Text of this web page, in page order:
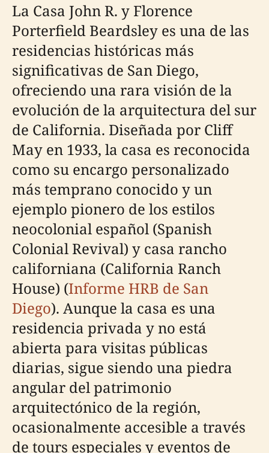
La Casa John R. y Florence
Porterfield Beardsley es una de las
residencias históricas más
significativas de San Diego,
ofreciendo una rara visión de la
evolución de la arquitectura del sur
de California. Diseñada por Cliff
May en 1933, la casa es reconocida
como su encargo personalizado
más temprano conocido y un
ejemplo pionero de los estilos
neocolonial español (Spanish
Colonial Revival) y casa rancho
californiana (California Ranch
House) (Informe HRB de San
Diego). Aunque la casa es una
residencia privada y no está
abierta para visitas públicas
diarias, sigue siendo una piedra
angular del patrimonio
arquitectónico de la región,
ocasionalmente accesible a través
de tours especiales y eventos de